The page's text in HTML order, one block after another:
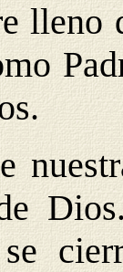
lleno
se